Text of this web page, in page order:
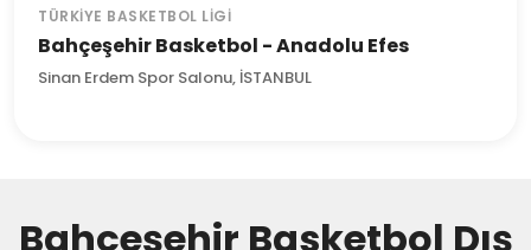
TÜRKIYE BASKETBOL LIGI
Bahçeşehir Basketbol - Anadolu Efes
Sinan Erdem Spor Salonu, İSTANBUL
Bahçeşehir Basketbol Dış